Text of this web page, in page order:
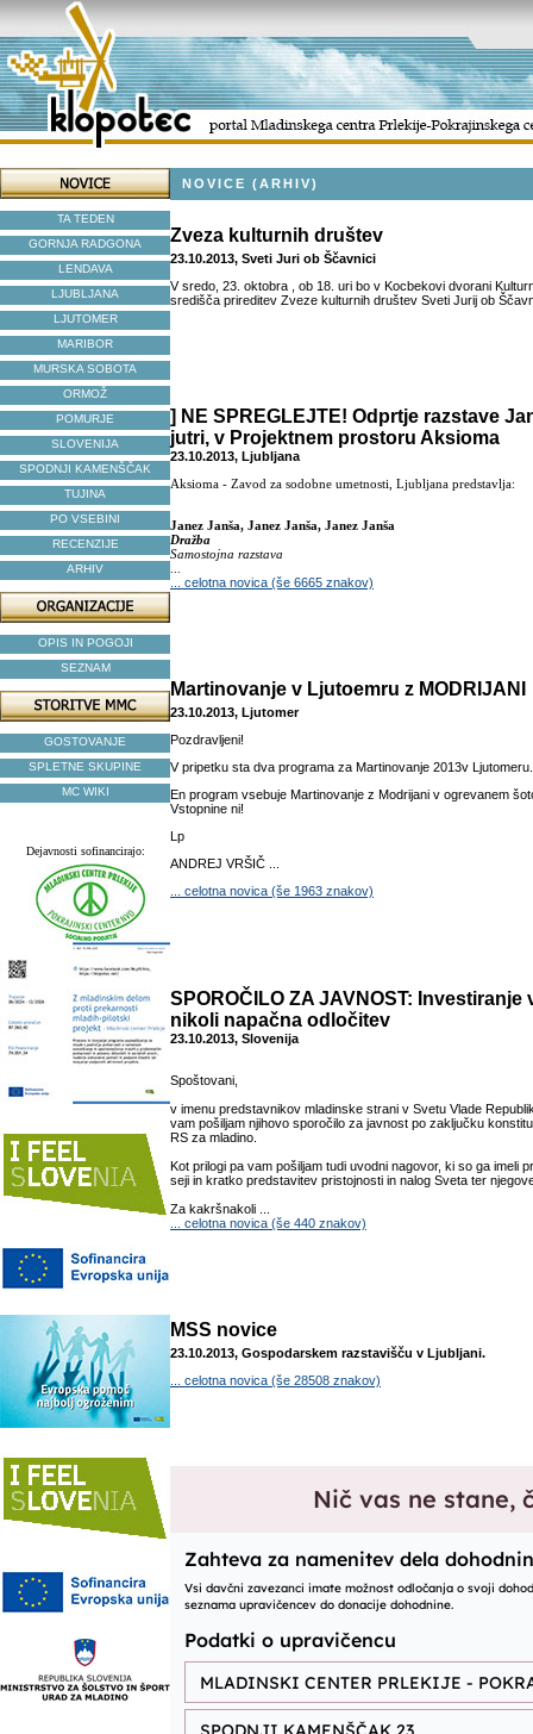
TA TEDEN
GORNJA RADGONA
LENDAVA
LJUBLJANA
LJUTOMER
MARIBOR
MURSKA SOBOTA
ORMOŽ
POMURJE
SLOVENIJA
SPODNJI KAMENŠČAK
TUJINA
PO VSEBINI
RECENZIJE
ARHIV
OPIS IN POGOJI
SEZNAM
GOSTOVANJE
SPLETNE SKUPINE
MC WIKI
Dejavnosti sofinancirajo:
NOVICE (ARHIV)
Zveza kulturnih društev
23.10.2013, Sveti Juri ob Ščavnici
V sredo, 23. oktobra , ob 18. uri bo v Kocbekovi dvorani
središča prireditev Zveze kulturnih društev Sveti Jurij ob
] NE SPREGLEJTE! Odprtje razstave
jutri, v Projektnem prostoru Aksioma
23.10.2013, Ljubljana
Aksioma - Zavod za sodobne umetnosti, Ljubljana predstavlja:
Janez Janša, Janez Janša, Janez Janša
Dražba
Samostojna razstava
... celotna novica (še 6665 znakov)
Martinovanje v Ljutoemru z MODRIJANI
23.10.2013, Ljutomer
Pozdravljeni!
V pripetku sta dva programa za Martinovanje 2013v Ljutomeru.
En program vsebuje Martinovanje z Modrijani v ogrevanem
Vstopnine ni!
Lp
ANDREJ VRŠIČ ...
... celotna novica (še 1963 znakov)
SPOROČILO ZA JAVNOST: Investiranje
nikoli napačna odločitev
23.10.2013, Slovenija
Spoštovani,
v imenu predstavnikov mladinske strani v Svetu Vlade
vam pošiljam njihovo sporočilo za javnost po zaključku
RS za mladino.
Kot prilogi pa vam pošiljam tudi uvodni nagovor, ki so ga imeli
seji in kratko predstavitev pristojnosti in nalog Sveta ter
Za kakršnakoli ...
... celotna novica (še 440 znakov)
MSS novice
23.10.2013, Gospodarskem razstavišču v Ljubljani.
... celotna novica (še 28508 znakov)